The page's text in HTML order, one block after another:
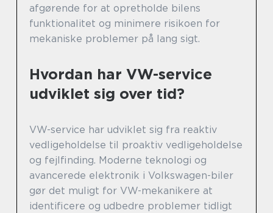
afgørende for at opretholde bilens
funktionalitet og minimere risikoen for
mekaniske problemer på lang sigt.
Hvordan har VW-service
udviklet sig over tid?
VW-service har udviklet sig fra reaktiv
vedligeholdelse til proaktiv vedligeholdelse
og fejlfinding. Moderne teknologi og
avancerede elektronik i Volkswagen-biler
gør det muligt for VW-mekanikere at
identificere og udbedre problemer tidligt